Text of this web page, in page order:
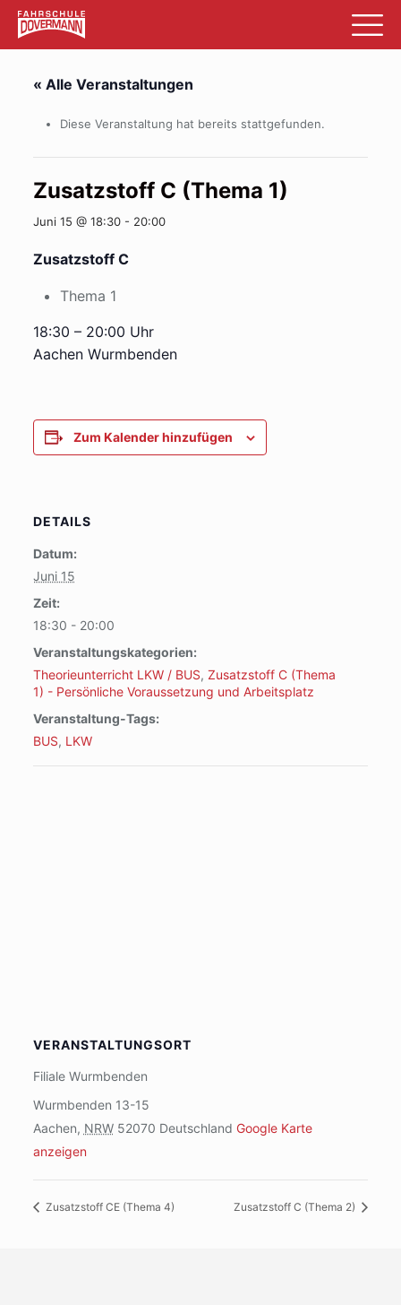
« Alle Veranstaltungen
Diese Veranstaltung hat bereits stattgefunden.
Zusatzstoff C (Thema 1)
Juni 15 @ 18:30- 20:00
Zusatzstoff C
Thema 1
18:30 – 20:00 Uhr
Aachen Wurmbenden
Zum Kalender hinzufügen
DETAILS
Datum:
Juni 15
Zeit:
18:30 - 20:00
Veranstaltungskategorien:
Theorieunterricht LKW / BUS, Zusatzstoff C (Thema
1) - Persönliche Voraussetzung und Arbeitsplatz
Veranstaltung-Tags:
BUS, LKW
VERANSTALTUNGSORT
Filiale Wurmbenden
Wurmbenden 13-15
Aachen, NRW 52070 Deutschland Google Karte
anzeigen
Zusatzstoff CE (Thema 4) Zusatzstoff C (Thema 2)